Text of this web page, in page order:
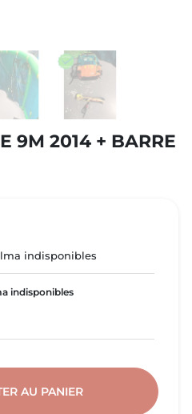
9M 2014 + BARRE
indisponibles
indisponibles
AU PANIER